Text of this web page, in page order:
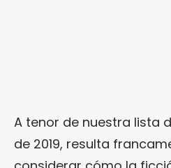
A tenor de nuestra lista
de 2019, resulta